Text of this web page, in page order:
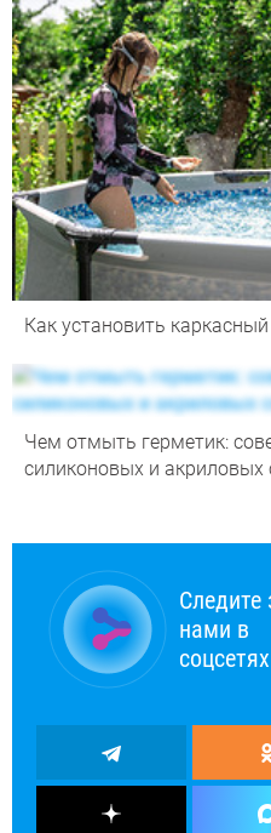
Как установить
Чем отмыть герметик:
силиконовых и акриловых
Следите
нами в
соцсетях